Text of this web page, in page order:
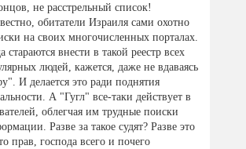
не расстрельный список!
обитатели Израиля сами охотно
на своих многочисленных порталах.
стараются внести в такой реестр всех
людей, кажется, даже не вдаваясь
И делается это ради поднятия
А "Гугл" все-таки действует в
облегчая им трудные поиски
Разве за такое судят? Разве это
прав, господа всего и почего